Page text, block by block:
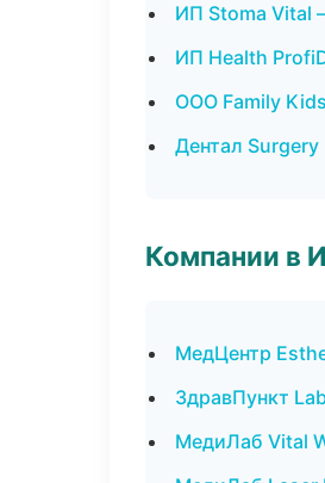
ИП Stoma Vital
ИП Health
ООО Family
Дентал
Компании в
МедЦентр
ЗдравПункт
МедиЛаб Vital